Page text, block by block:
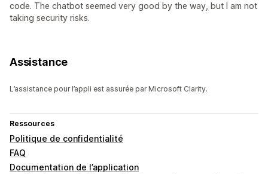
code. The chatbot seemed very good by the way, but I am not
taking security risks.
Assistance
L’assistance pour l’appli est assurée par Microsoft Clarity.
Ressources
Politique de confidentialité
FAQ
Documentation de l’application